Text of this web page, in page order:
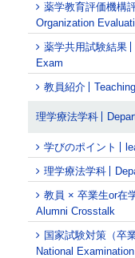
薬学教育評価機構
Organization
薬学共用試験結果
Exam
教員紹介
理学療法学科
学びのポイント
理学療法学科
教員 × 卒業生or在
Alumni Crosstalk
国家試験対策（卒
National